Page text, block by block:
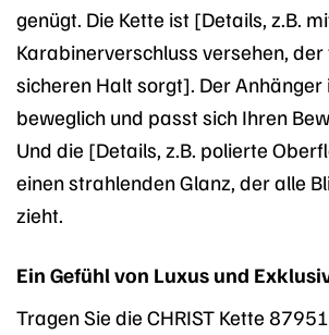
genügt. Die Kette ist [Details, z.B.
Karabinerverschluss versehen,
sicheren Halt sorgt]. Der Anhänger
beweglich und passt sich Ihren
Und die [Details, z.B. polierte
einen strahlenden Glanz, der alle
zieht.
Ein Gefühl von Luxus und
Tragen Sie die CHRIST Kette